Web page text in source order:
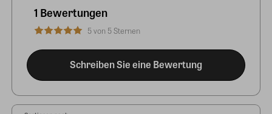
1 Bewertungen
5 von 5 Sternen
Schreiben Sie eine Bewertung